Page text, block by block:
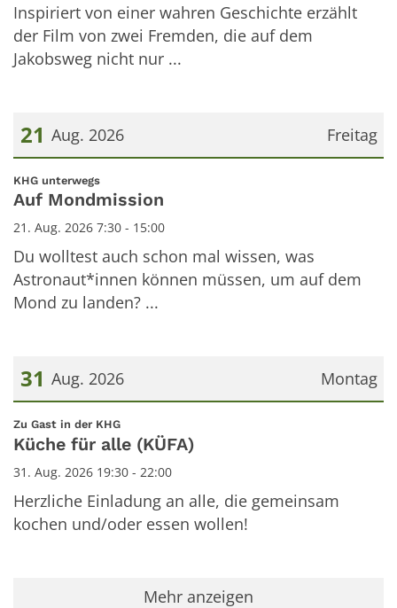
Inspiriert von einer wahren Geschichte erzählt
der Film von zwei Fremden, die auf dem
Jakobsweg nicht nur ...
Freitag
21 Aug. 2026
Datum: 21. August 2026
KHG unterwegs:
Auf Mondmission
21. Aug. 2026 7:30 - 15:00
Du wolltest auch schon mal wissen, was
Astronaut*innen können müssen, um auf dem
Mond zu landen? ...
Montag
31 Aug. 2026
Datum: 31. August 2026
Zu Gast in der KHG:
Küche für alle (KÜFA)
31. Aug. 2026 19:30 - 22:00
Herzliche Einladung an alle, die gemeinsam
kochen und/oder essen wollen!
Mehr anzeigen